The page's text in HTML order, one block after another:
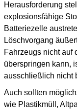
Herausforderung
explosionsfähige
Batteriezelle
Löschvorgang
Fahrzeugs nicht auf
überspringen kann,
ausschließlich nicht
Auch sollten
wie Plastikmüll,